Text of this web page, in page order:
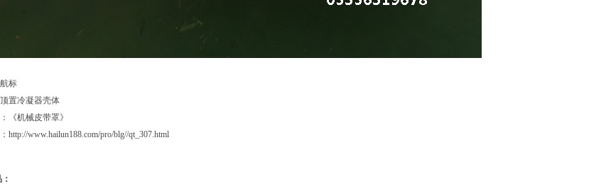
航标
顶置冷凝器壳体
《机械皮带罩》
http://www.hailun188.com/pro/blg//qt_307.html